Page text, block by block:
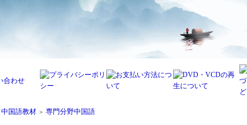
中国語教材 ＞ 専門分野中国語